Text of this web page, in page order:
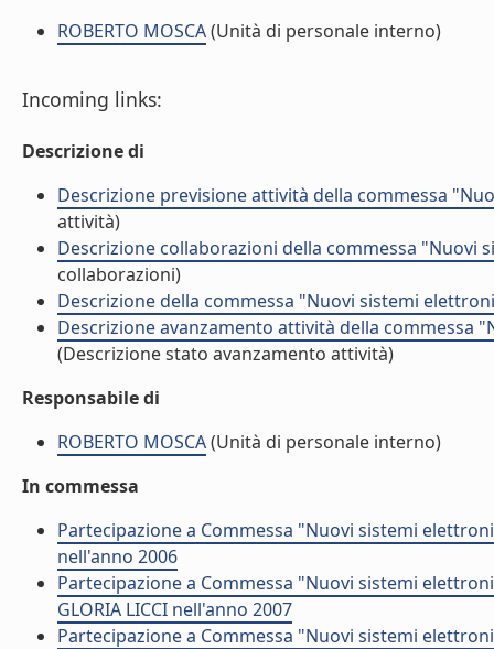
ROBERTO MOSCA(Unità di personale interno)
Incoming links:
Descrizione di
Descrizione previsione attività della commessa
attività)
Descrizione collaborazioni della commessa "Nuovi
collaborazioni)
Descrizione della commessa "Nuovi sistemi
Descrizione avanzamento attività della commessa
(Descrizione stato avanzamento attività)
Responsabile di
ROBERTO MOSCA(Unità di personale interno)
In commessa
Partecipazione a Commessa "Nuovi sistemi
nell'anno 2006
Partecipazione a Commessa "Nuovi sistemi
GLORIA LICCI nell'anno 2007
Partecipazione a Commessa "Nuovi sistemi